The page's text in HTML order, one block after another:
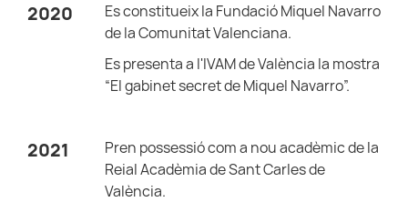
2020
Es constitueix la Fundació Miquel Navarro
de la Comunitat Valenciana.
Es presenta a l'IVAM de València la mostra
“El gabinet secret de Miquel Navarro”.
2021
Pren possessió com a nou acadèmic de la
Reial Acadèmia de Sant Carles de
València.